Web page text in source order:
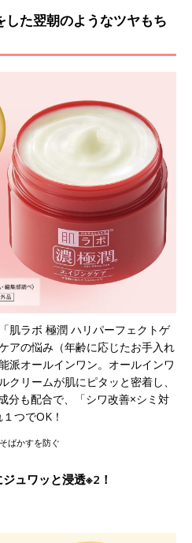
した翌朝のようなツヤもち
肌ラボ 極潤 ハリパーフェクトゲ
アの悩み（年齢に応じたお手入れ
派オールインワン。オールインワ
クリームが肌にピタッと密着し、
分も配合で、「シワ改善×シミ対
つでOK！
ばかすを防ぐ
ュワッと浸透※2！